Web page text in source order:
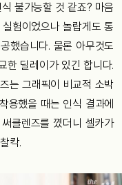
불가능할 것 같죠? 마음
험이었으나 놀랍게도 통
했습니다. 물론 아무것도
한 딜레이가 있긴 합니다.
는 그래픽이 비교적 소박
용했을 때는 인식 결과에
클렌즈를 꼈더니 셀카가
칵.